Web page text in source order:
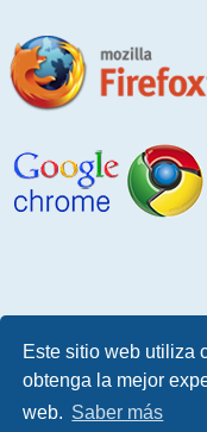
Este sitio web utiliza
obtenga la mejor
web. Saber más